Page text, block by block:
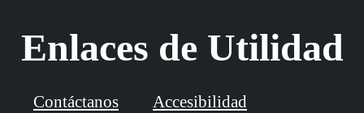
Enlaces de Utilidad
Contáctanos Accesibilidad